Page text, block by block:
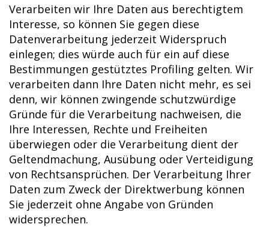
Verarbeiten wir Ihre Daten aus berechtigtem
Interesse, so können Sie gegen diese
Datenverarbeitung jederzeit Widerspruch
einlegen; dies würde auch für ein auf diese
Bestimmungen gestütztes Profiling gelten. Wir
verarbeiten dann Ihre Daten nicht mehr, es sei
denn, wir können zwingende schutzwürdige
Gründe für die Verarbeitung nachweisen, die
Ihre Interessen, Rechte und Freiheiten
überwiegen oder die Verarbeitung dient der
Geltendmachung, Ausübung oder Verteidigung
von Rechtsansprüchen. Der Verarbeitung Ihrer
Daten zum Zweck der Direktwerbung können
Sie jederzeit ohne Angabe von Gründen
widersprechen.